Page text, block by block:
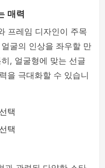
매력
프레임 디자인이 주목
굴의 인상을 좌우할 만
, 얼굴형에 맞는 선글
을 극대화할 수 있습니
택
택